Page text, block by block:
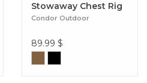
Stowaway Chest Rig
Condor Outdoor
89.99 $